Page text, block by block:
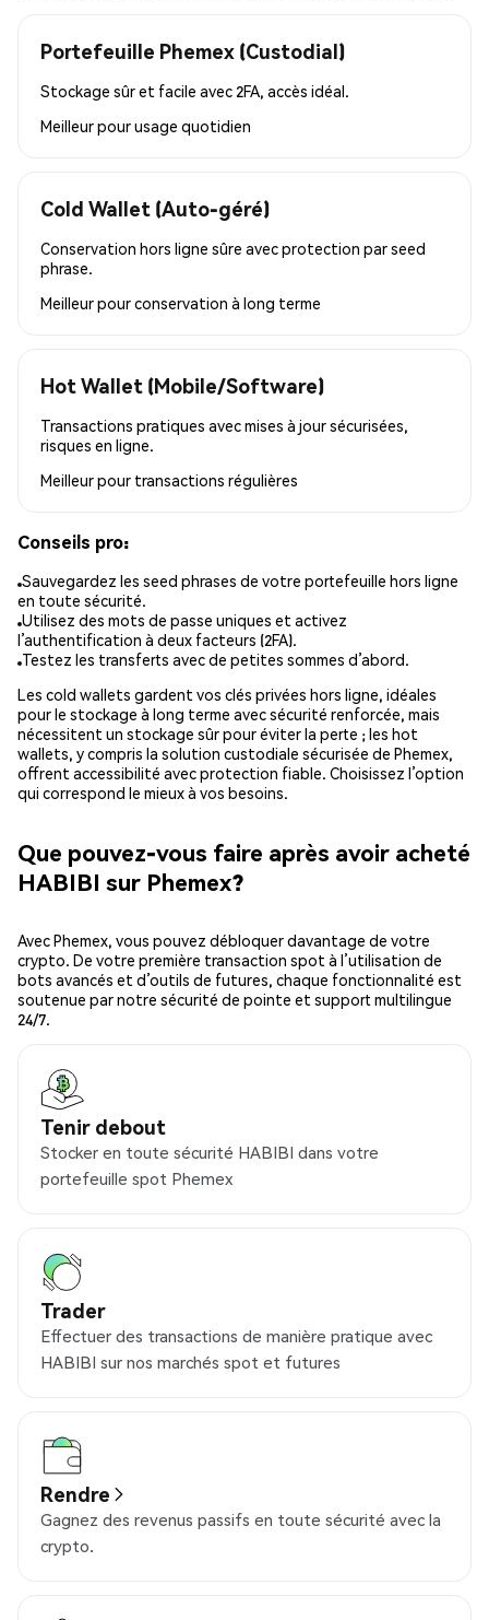
Portefeuille Phemex (Custodial)
Stockage sûr et facile avec 2FA, accès idéal.
Meilleur pourusage quotidien
Cold Wallet (Auto-géré)
Conservation hors ligne sûre avec protection par seed
phrase.
Meilleur pourconservation à long terme
Hot Wallet (Mobile/Software)
Transactions pratiques avec mises à jour sécurisées,
risques en ligne.
Meilleur pour transactions régulières
Conseils pro:
Sauvegardez les seed phrases de votre portefeuille hors ligne
en toute sécurité.
Utilisez des mots de passe uniques et activez
l’authentification à deux facteurs (2FA).
Testez les transferts avec de petites sommes d’abord.
Les cold wallets gardent vos clés privées hors ligne, idéales
pour le stockage à long terme avec sécurité renforcée, mais
nécessitent un stockage sûr pour éviter la perte ; les hot
wallets, y compris la solution custodiale sécurisée de Phemex,
offrent accessibilité avec protection fiable. Choisissez l’option
qui correspond le mieux à vos besoins.
Que pouvez-vous faire après avoir acheté
HABIBI sur Phemex?
Avec Phemex, vous pouvez débloquer davantage de votre
crypto. De votre première transaction spot à l’utilisation de
bots avancés et d’outils de futures, chaque fonctionnalité est
soutenue par notre sécurité de pointe et support multilingue
24/7.
Tenir debout
Stocker en toute sécurité HABIBI dans votre
portefeuille spot Phemex
Trader
Effectuer des transactions de manière pratique avec
HABIBI sur nos marchés spot et futures
Rendre
Gagnez des revenus passifs en toute sécurité avec la
crypto.